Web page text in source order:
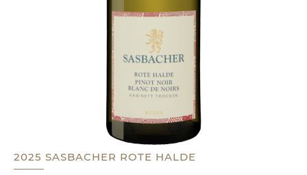
2025 SASBACHER ROTE HALDE